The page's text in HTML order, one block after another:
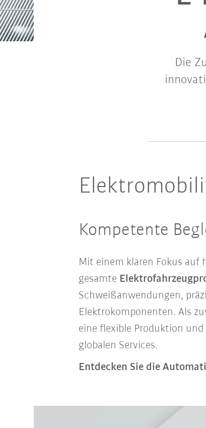
Die
Kompetente
Mit einem klaren Fokus
gesamte
Schweißanwendungen,
Elektrokomponenten. Als
eine flexible Produktion
globalen Services.
Entdecken Sie die